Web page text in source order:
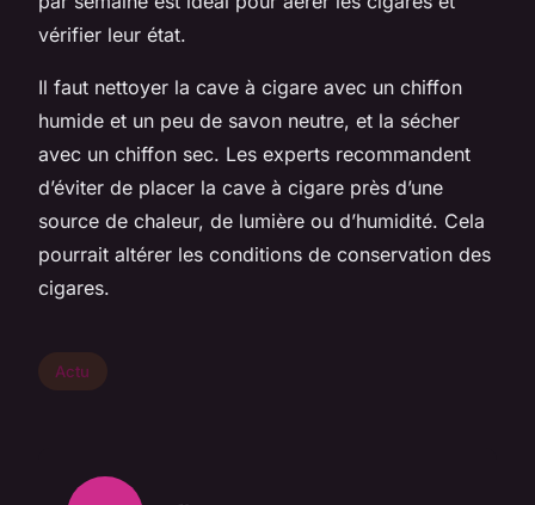
vérifier leur état.
Il faut nettoyer la cave à cigare avec un chiffon
humide et un peu de savon neutre, et la sécher
avec un chiffon sec. Les experts recommandent
d’éviter de placer la cave à cigare près d’une
source de chaleur, de lumière ou d’humidité. Cela
pourrait altérer les conditions de conservation des
cigares.
Actu